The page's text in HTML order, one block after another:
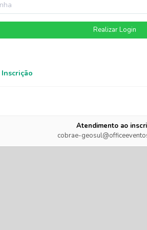
Realizar Login
Atendimento ao
cobrae-